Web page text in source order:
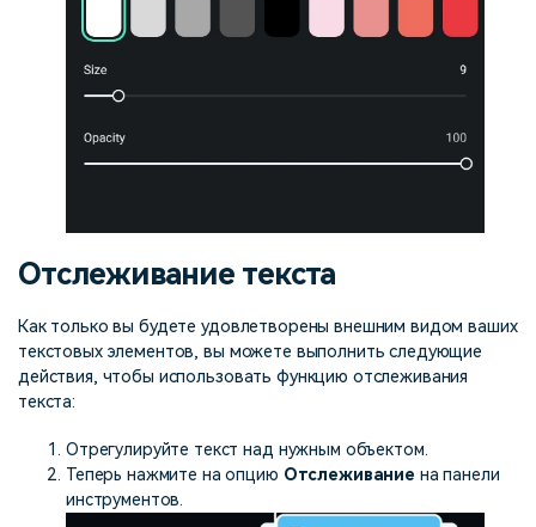
Отслеживание текста
Как только вы будете удовлетворены внешним видом ваших
текстовых элементов, вы можете выполнить следующие
действия, чтобы использовать функцию отслеживания
текста:
Отрегулируйте текст над нужным объектом.
Теперь нажмите на опцию Отслеживание на панели
инструментов.